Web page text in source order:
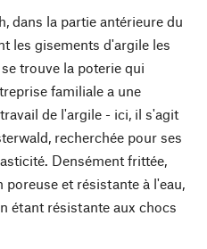
dans la partie antérieure du
les gisements d'argile les
trouve la poterie qui
familiale a une
de l'argile - ici, il s'agit
recherchée pour ses
Densément frittée,
poreuse et résistante à l'eau,
étant résistante aux chocs